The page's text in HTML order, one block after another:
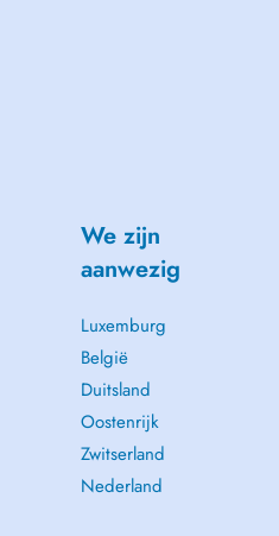
We zijn
aanwezig
Luxemburg
België
Duitsland
Oostenrijk
Zwitserland
Nederland